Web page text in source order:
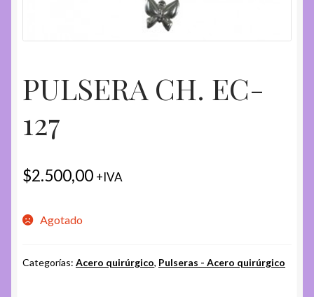
PULSERA CH. EC-
127
$2.500,00 +IVA
Agotado
Categorías: Acero quirúrgico, Pulseras - Acero quirúrgico